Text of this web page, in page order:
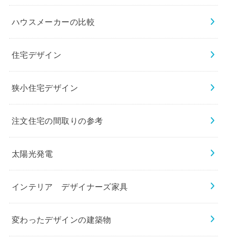
ハウスメーカーの比較
住宅デザイン
狭小住宅デザイン
注文住宅の間取りの参考
太陽光発電
インテリア デザイナーズ家具
変わったデザインの建築物